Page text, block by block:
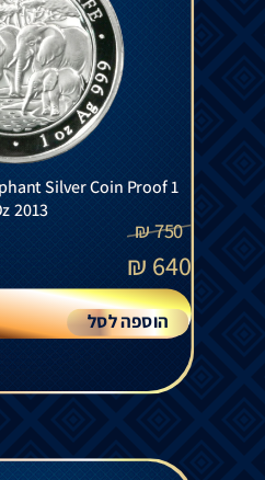
Silver Coin Proof 1
2013
750
₪
640
₪
הוספה לסל